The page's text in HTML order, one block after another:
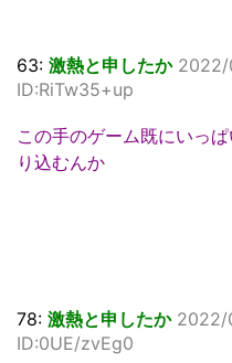
63: 激熱と申したか 2022/
ID:RiTw35+up
この手のゲーム既にいっ
り込むんか
78: 激熱と申したか 2022/
ID:0UE/zvEg0